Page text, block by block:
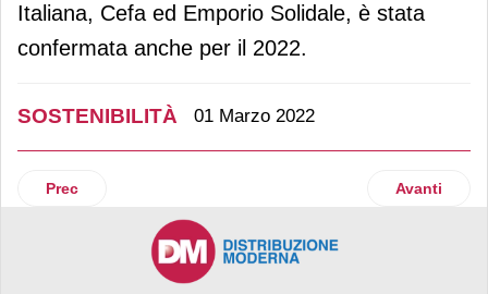
Italiana, Cefa ed Emporio Solidale, è stata
confermata anche per il 2022.
SOSTENIBILITÀ 01 Marzo 2022
Articolo precedente: Carrefour Italia conferma il proprio
Prec Articolo
Avanti